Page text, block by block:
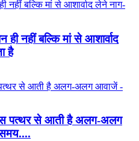
ही नहीं बल्कि मां से आशार्वाद
है
पत्थर से आती है अलग-अलग